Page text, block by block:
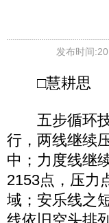
发布时间
□慧耕思
五步循环技
行，两线继续
中；力度线继
2153点，压力
域；安乐线之